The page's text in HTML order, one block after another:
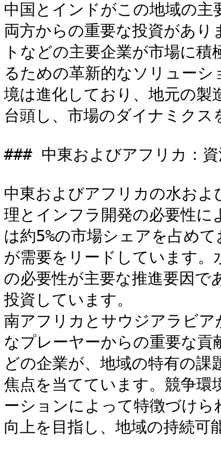
中国とインドがこの地域の
両方からの重要な投資があり
トなどの主要企業が市場に
るための革新的なソリュー
境は進化しており、地元の製
台頭し、市場のダイナミクス
### 中東およびアフリカ：
中東およびアフリカの水お
理とインフラ開発の必要性
は約5%の市場シェアを占め
が需要をリードしています
の必要性が主要な推進要因で
投資しています。
南アフリカとサウジアラビ
なプレーヤーからの重要な
どの企業が、地域の特有の
焦点を当てています。競争
ーションによって特徴づけ
向上を目指し、地域の持続可